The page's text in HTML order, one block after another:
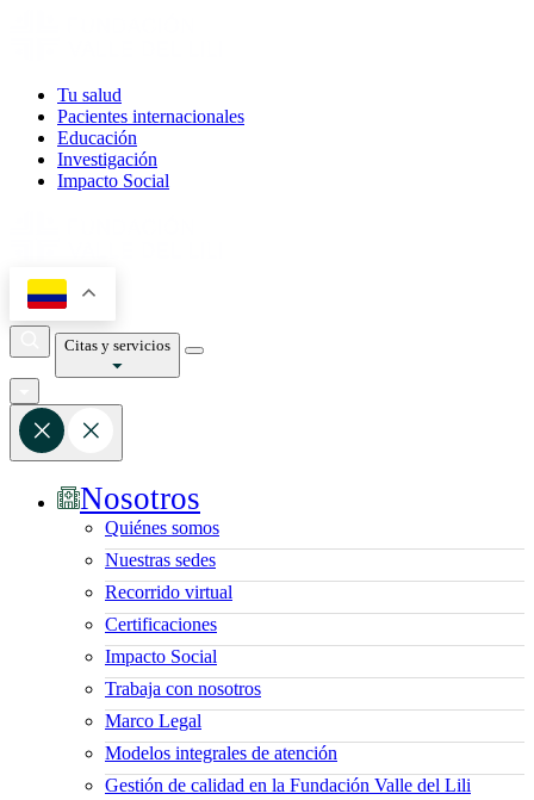
Tu salud
Pacientes internacionales
Educación
Investigación
Impacto Social
Citas y servicios
Nosotros
Quiénes somos
Nuestras sedes
Recorrido virtual
Certificaciones
Impacto Social
Trabaja con nosotros
Marco Legal
Modelos integrales de atención
Gestión de calidad en la Fundación Valle del Lili